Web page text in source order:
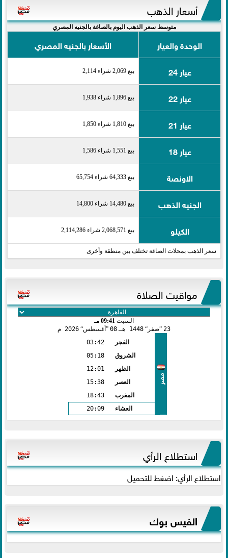
أسعار الذهب
متوسط سعر الذهب اليوم بالصاغة بالجنيه المصري
الوحدة والعيار
الأسعار بالجنيه المصري
عيار 24
بيع 2,069 شراء 2,114
عيار 22 بيع 1,896 شراء 1,938
عيار 21 بيع 1,810 شراء 1,850
عيار 18 بيع 1,551 شراء 1,586
الاونصة بيع 64,333 شراء 65,754
الجنيه الذهب بيع 14,480 شراء 14,800
الكيلو بيع 2,068,571 شراء 2,114,286
سعر الذهب بمحلات الصاغة تختلف بين منطقة وأخرى
مواقيت الصلاة
السبت 09:41 مـ
23 صفر 1448 هـ 08 أغسطس 2026 م
مصر
الفجر
03:42
الشروق
05:18
الظهر
12:01
العصر
15:38
المغرب
18:43
العشاء
20:09
استطلاع الرأي
استطلاع الرأي: اضغط للتحميل
الفيس بوك